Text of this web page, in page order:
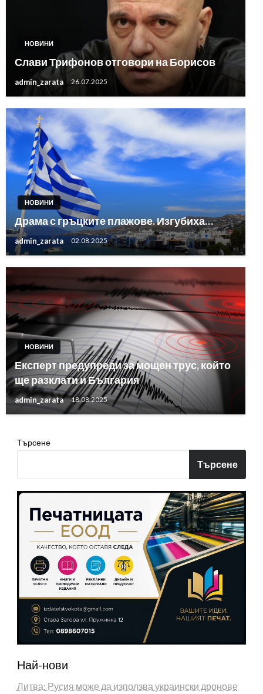
НОВИНИ
Слави Трифонов отговори на Борисов
admin_zarata 26.07.2025
НОВИНИ
Драма с гръцките плажове. Изгубиха…
admin_zarata 02.08.2025
НОВИНИ
Експерт предупреди за мощен трус, който
ще разклати и България
admin_zarata 18.08.2025
Търсене
Търсене
Най-нови
Литва: Русия може да използва украински дронове